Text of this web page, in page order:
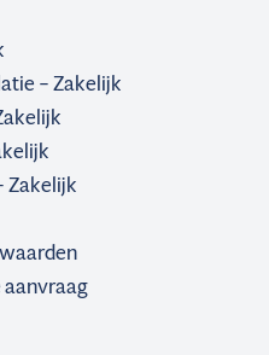
– Zakelijk
Zakelijk
aanvraag